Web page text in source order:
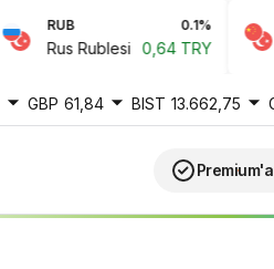
RUB 0.1%
Rus Rublesi 0,64 TRY
GBP 61,84 BIST 13.662,75